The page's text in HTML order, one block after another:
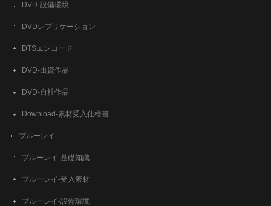
DVD-設備環境
DVDレプリケーション
DTSエンコード
DVD-出資作品
DVD-自社作品
​Download-素材受入仕様書
ブルーレイ
ブルーレイ-基礎知識
ブルーレイ-受入素材
ブルーレイ-設備環境